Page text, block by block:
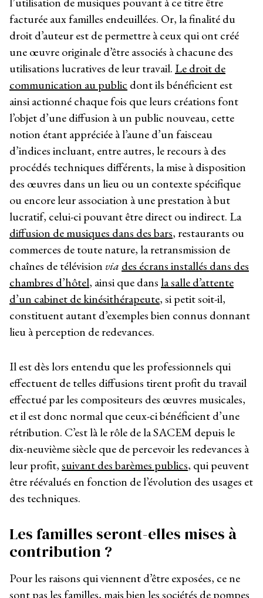
facturée aux familles endeuillées. Or, la finalité du
droit d’auteur est de permettre à ceux qui ont créé
une œuvre originale d’être associés à chacune des
utilisations lucratives de leur travail. Le droit de
communication au public dont ils bénéficient est
ainsi actionné chaque fois que leurs créations font
l’objet d’une diffusion à un public nouveau, cette
notion étant appréciée à l’aune d’un faisceau
d’indices incluant, entre autres, le recours à des
procédés techniques différents, la mise à disposition
des œuvres dans un lieu ou un contexte spécifique
ou encore leur association à une prestation à but
lucratif, celui-ci pouvant être direct ou indirect. La
diffusion de musiques dans des bars, restaurants ou
commerces de toute nature, la retransmission de
chaînes de télévision via des écrans installés dans des
chambres d’hôtel, ainsi que dansla salle d’attente
d’un cabinet de kinésithérapeute, si petit soit-il,
constituent autant d’exemples bien connus donnant
lieu à perception de redevances.
Il est dès lors entendu que les professionnels qui
effectuent de telles diffusions tirent profit du travail
effectué par les compositeurs des œuvres musicales,
et il est donc normal que ceux-ci bénéficient d’une
rétribution. C’est là le rôle de la SACEM depuis le
dix-neuvième siècle que de percevoir les redevances à
leur profit,suivant des barèmes publics, qui peuvent
être réévalués en fonction de l’évolution des usages et
des techniques.
Les familles seront-elles mises à
contribution ?
Pour les raisons qui viennent d’être exposées, ce ne
sont pas les familles, mais bien les sociétés de pompes